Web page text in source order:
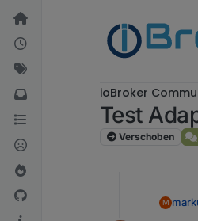
Weiter zum Inhalt
ioBroker
Test
Verschoben
M